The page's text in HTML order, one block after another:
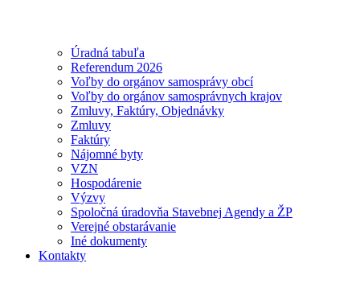
Úradná tabuľa
Referendum 2026
Voľby do orgánov samosprávy obcí
Voľby do orgánov samosprávnych krajov
Zmluvy, Faktúry, Objednávky
Zmluvy
Faktúry
Nájomné byty
VZN
Hospodárenie
Výzvy
Spoločná úradovňa Stavebnej Agendy a ŽP
Verejné obstarávanie
Iné dokumenty
Kontakty